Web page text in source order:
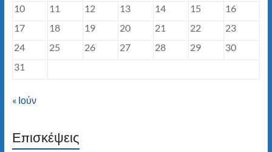
10
11 12 13 14 15
16
17
18 19 20 21 22
23
24
25 26 27 28 29
30
31
« Ιούν
Επισκέψεις